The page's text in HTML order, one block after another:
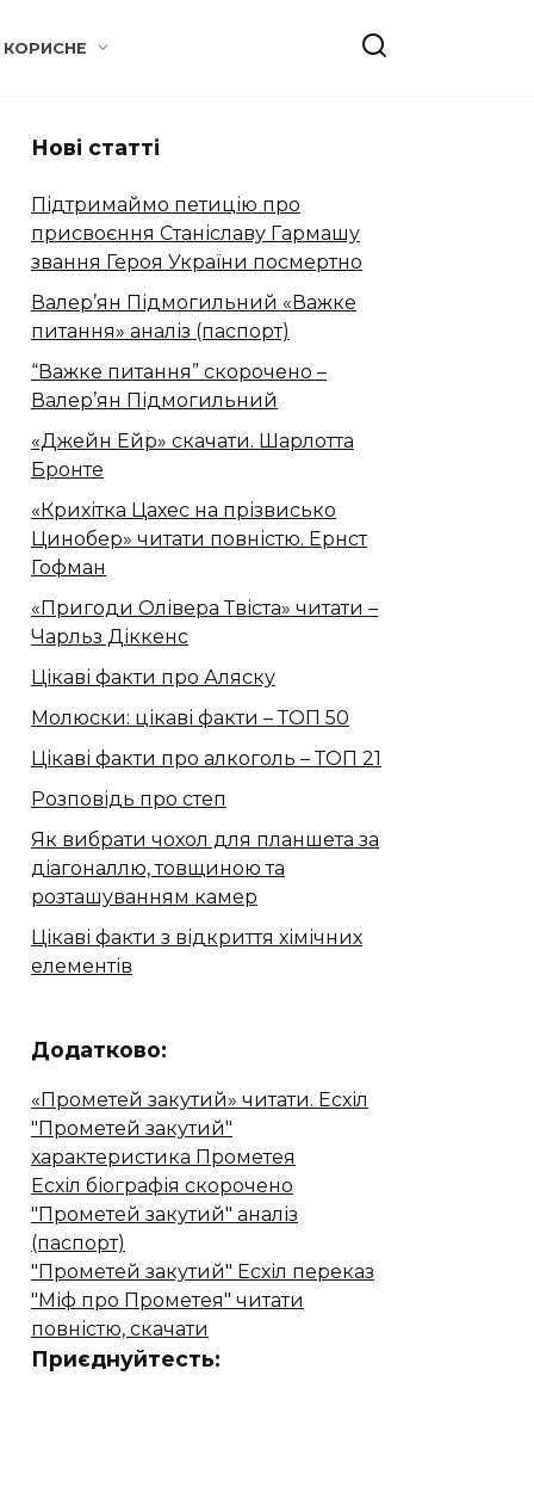
КОРИСНЕ
Нові статті
Підтримаймо петицію про
присвоєння Станіславу Гармашу
звання Героя України посмертно
Валер’ян Підмогильний «Важке
питання» аналіз (паспорт)
“Важке питання” скорочено –
Валер’ян Підмогильний
«Джейн Ейр» скачати. Шарлотта
Бронте
«Крихітка Цахес на прізвисько
Цинобер» читати повністю. Ернст
Гофман
«Пригоди Олівера Твіста» читати –
Чарльз Діккенс
Цікаві факти про Аляску
Молюски: цікаві факти – ТОП 50
Цікаві факти про алкоголь – ТОП 21
Розповідь про степ
Як вибрати чохол для планшета за
діагоналлю, товщиною та
розташуванням камер
Цікаві факти з відкриття хімічних
елементів
Додатково:
«Прометей закутий» читати. Есхіл
"Прометей закутий"
характеристика Прометея
Есхіл біографія скорочено
"Прометей закутий" аналіз
(паспорт)
"Прометей закутий" Есхіл переказ
"Міф про Прометея" читати
повністю, скачати
Приєднуйтесть: